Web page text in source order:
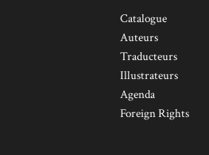
Catalogue
Auteurs
Traducteurs
Illustrateurs
Agenda
Foreign Rights